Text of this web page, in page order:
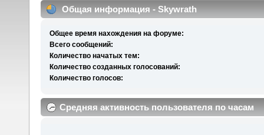
Общая информация - Skywrath
Общее время нахождения на форуме:
Всего сообщений:
Количество начатых тем:
Количество созданных голосований:
Количество голосов:
Средняя активность пользователя по часам